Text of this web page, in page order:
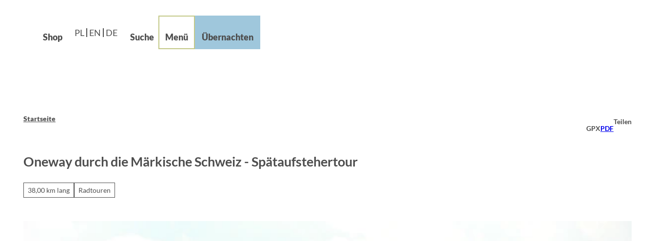
Shop PL EN DE Suche Menü Übernachten
Leichte Sprache
Startseite
GPXPDF
Teilen
Oneway durch die Märkische Schweiz - Spätaufstehertour
38,00 km lang Radtouren